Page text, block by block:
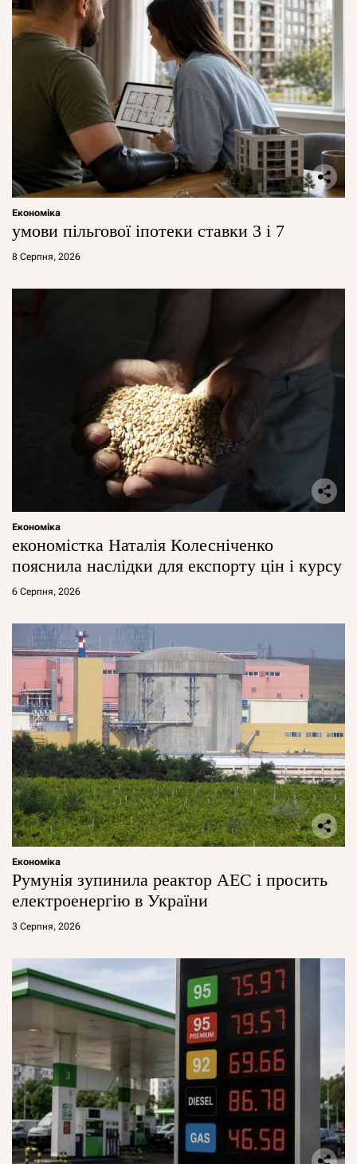
Економіка
умови пільгової іпотеки ставки 3 і 7
8 Серпня, 2026
Економіка
економістка Наталія Колесніченко
пояснила наслідки для експорту цін і курсу
6 Серпня, 2026
Економіка
Румунія зупинила реактор АЕС і просить
електроенергію в України
3 Серпня, 2026